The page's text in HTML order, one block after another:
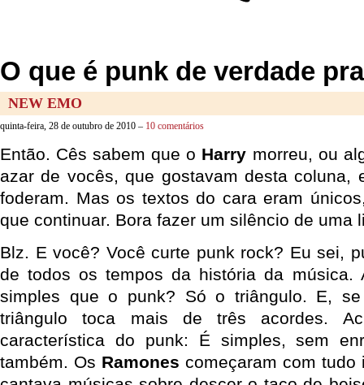
O que é punk de verdade
NEW EMO
quinta-feira, 28 de outubro de 2010 – 10 comentários
Então. Cês sabem que o Harry morreu, ou
azar de vocês, que gostavam desta coluna,
foderam. Mas os textos do cara eram
que continuar. Bora fazer um silêncio de uma
Blz. E você? Você curte punk rock? Eu sei,
de todos os tempos da história da música.
simples que o punk? Só o triângulo. E,
triângulo toca mais de três acordes.
característica do punk: É simples, sem
também. Os Ramones começaram com